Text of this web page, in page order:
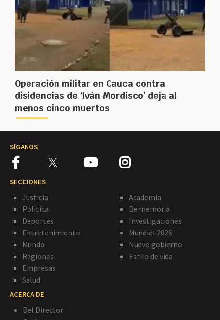
Operación militar en Cauca contra
disidencias de ‘Iván Mordisco’ deja al
menos cinco muertos
SÍGANOS
SECCIONES
Justicia
Política
Deportes
Entretenimiento
Mundo
Regiones
Empresas
Salud
Academia
De memoria
Investigaciones
Mundial 2026
Nuevo gobierno
Estilo de vida
ACERCA DE
Del Director